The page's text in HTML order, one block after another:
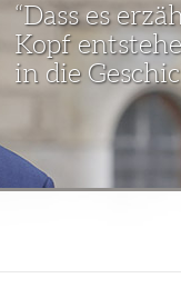
“Dass es
Kopf
in die